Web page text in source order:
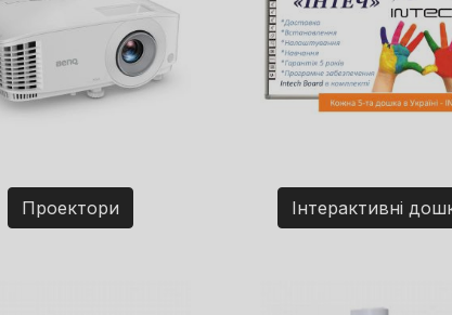
Проектори Інтерактивні